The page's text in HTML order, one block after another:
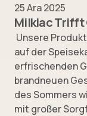
25 Ara 2025
Milklac Trifft
Unsere
auf der
erfrischenden
brandneuen
des Sommers
mit großer